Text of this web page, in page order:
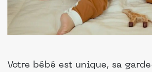
Votre bébé est unique, sa